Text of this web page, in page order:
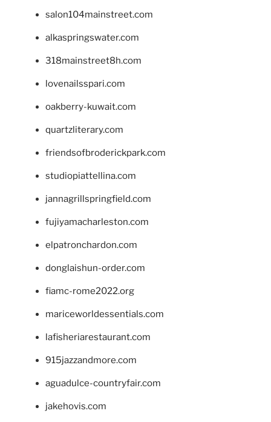
salon104mainstreet.com
alkaspringswater.com
318mainstreet8h.com
lovenailsspari.com
oakberry-kuwait.com
quartzliterary.com
friendsofbroderickpark.com
studiopiattellina.com
jannagrillspringfield.com
fujiyamacharleston.com
elpatronchardon.com
donglaishun-order.com
fiamc-rome2022.org
mariceworldessentials.com
lafisheriarestaurant.com
915jazzandmore.com
aguadulce-countryfair.com
jakehovis.com